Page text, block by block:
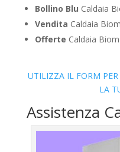
Bollino Blu Caldaia
Vendita Caldaia
Offerte Caldaia
UTILIZZA IL FORM PER
LA
Assistenza